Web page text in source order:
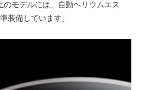
のモデルには、自動ヘリウムエス
装備しています。